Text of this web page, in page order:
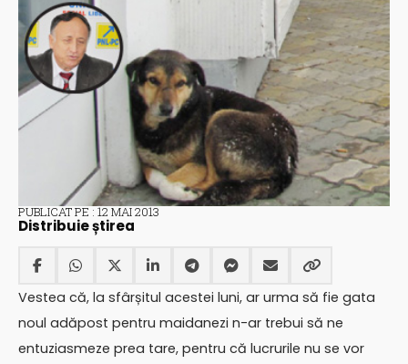
PUBLICAT PE : 12 MAI 2013
Distribuie știrea
Vestea că, la sfârșitul acestei luni, ar urma să fie gata
noul adăpost pentru maidanezi n-ar trebui să ne
entuziasmeze prea tare, pentru că lucrurile nu se vor